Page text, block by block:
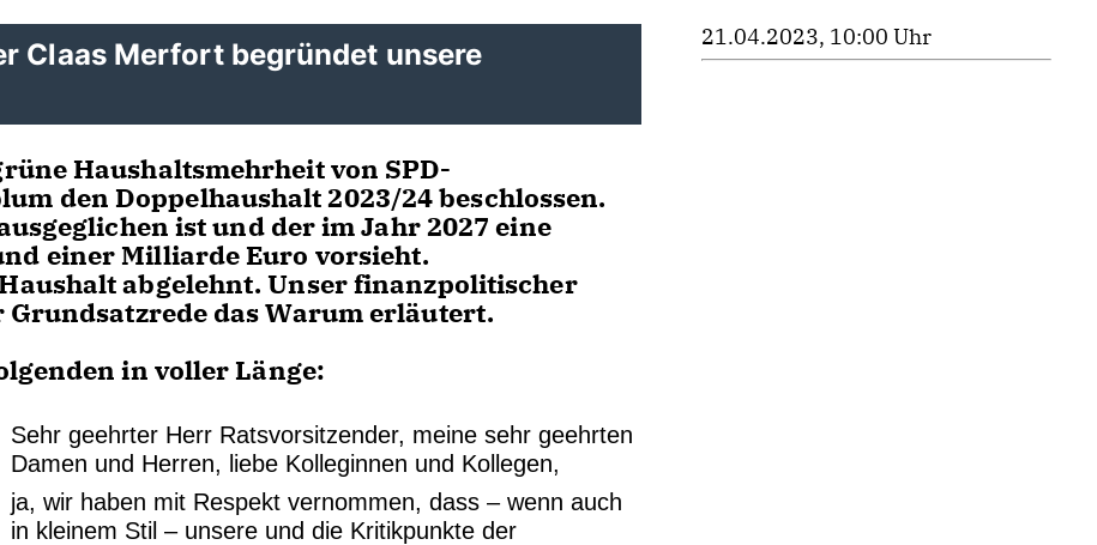
Claas Merfort begründet unsere
Haushaltsmehrheit von SPD-
den Doppelhaushalt 2023/24 beschlossen.
ist und der im Jahr 2027 eine
einer Milliarde Euro vorsieht.
abgelehnt. Unser finanzpolitischer
das Warum erläutert.
in voller Länge:
Sehr geehrter Herr Ratsvorsitzender, meine sehr geehrten
Damen und Herren, liebe Kolleginnen und Kollegen,
ja, wir haben mit Respekt vernommen, dass – wenn auch
in kleinem Stil – unsere und die Kritikpunkte der
21.04.2023, 10:00 Uhr